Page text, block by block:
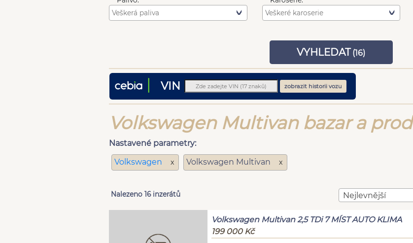
VYHLEDAT (16)
VIN zobrazit historii vozu
Volkswagen Multivan bazar a
Nastavené parametry:
Volkswagen
x Volkswagen Multivan x
Nalezeno 16 inzerátů Nejlevnější
Volkswagen Multivan 2,5 TDi 7 MÍST AUTO KLIMA
199 000 Kč